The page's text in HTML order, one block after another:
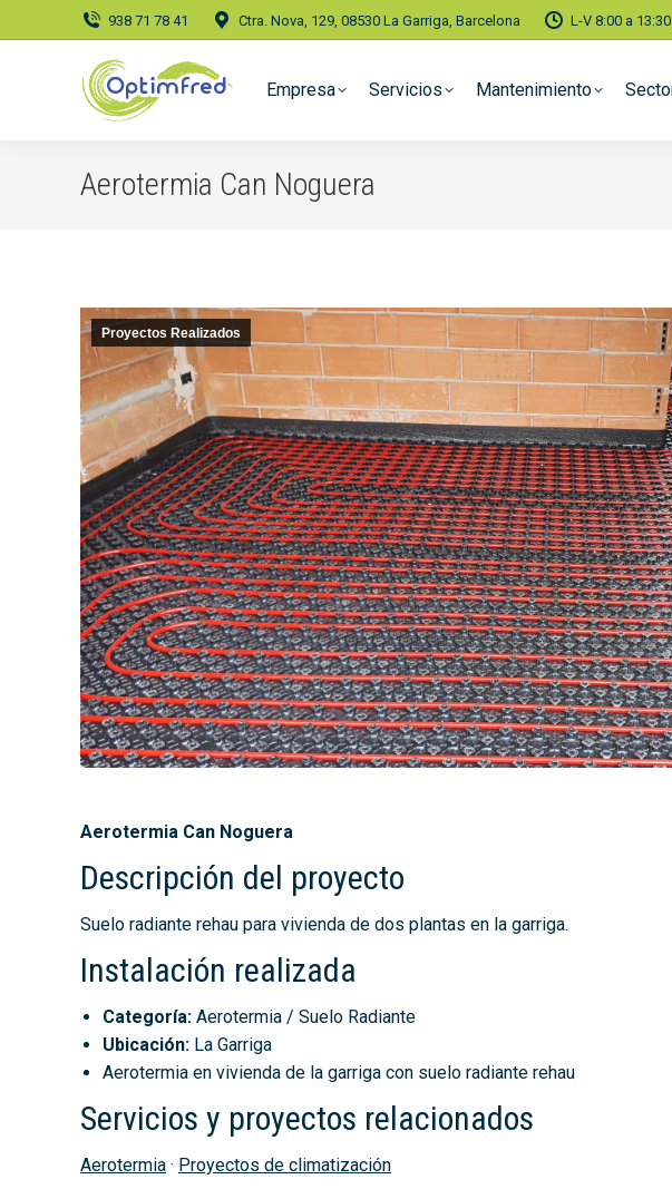
938 71 78 41 Ctra. Nova, 129, 08530 La Garriga, Barcelona L-V 8:00 a
Empresa Servicios Mantenimiento
Aerotermia Can Noguera
Proyectos Realizados
Aerotermia Can Noguera
Descripción del proyecto
Suelo radiante rehau para vivienda de dos plantas en la garriga.
Instalación realizada
Categoría: Aerotermia / Suelo Radiante
Ubicación: La Garriga
Aerotermia en vivienda de la garriga con suelo radiante rehau
Servicios y proyectos relacionados
Aerotermia · Proyectos de climatización